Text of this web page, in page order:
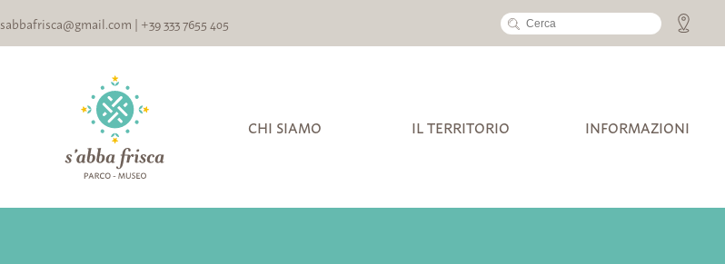
sabbafrisca@gmail.com | +39 333 7655 405
CHI SIAMO IL TERRITORIO INFORMAZIONI